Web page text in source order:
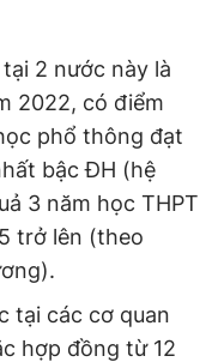
2 nước này là
2022, có điểm
phổ thông đạt
bậc ĐH (hệ
3 năm học THPT
trở lên (theo
tại các cơ quan
hợp đồng từ 12